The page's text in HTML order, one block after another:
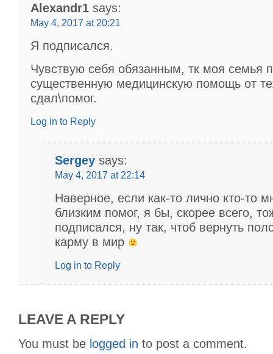
Alexandr1 says:
May 4, 2017 at 20:21
Я подписался.
Чувствую себя обязанным, тк моя семья
существенную медицинскую помощь от
сдал\помог.
Log in to Reply
Sergey says:
May 4, 2017 at 22:14
Наверное, если как-то лично кто-то
близким помог, я бы, скорее всего,
подписался, ну так, чтоб вернуть
карму в мир
Log in to Reply
LEAVE A REPLY
You must be logged in to post a comment.